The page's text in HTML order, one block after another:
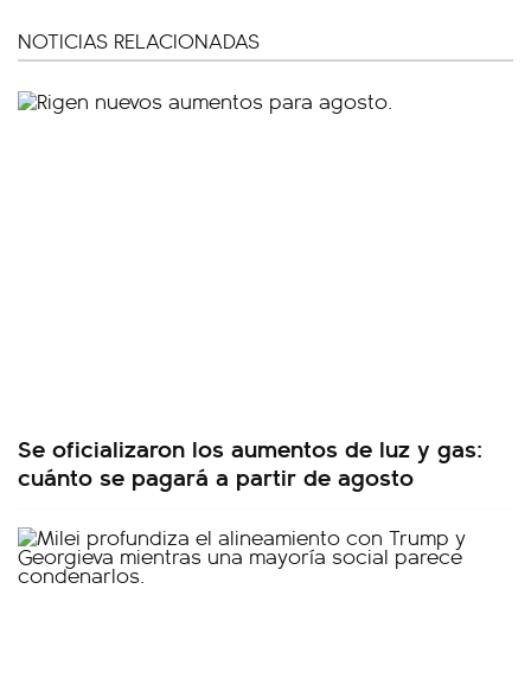
NOTICIAS RELACIONADAS
Se oficializaron los aumentos de luz y gas:
cuánto se pagará a partir de agosto